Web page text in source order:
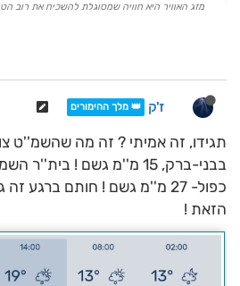
מזג האוויר היא חוויה שמסוגלת להשכיח את רוב
ז'ק 👑 מלך ההימורים
בבני-ברק, 15 מ''מ גשם !
כפול- 27 מ''מ גשם ! חותם
הזאת !